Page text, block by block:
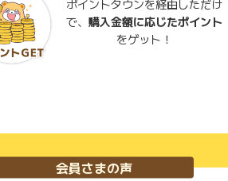
ポイントタウンを経由しただけ
で、 購入金額に応じたポイント
をゲット！
会員さまの声